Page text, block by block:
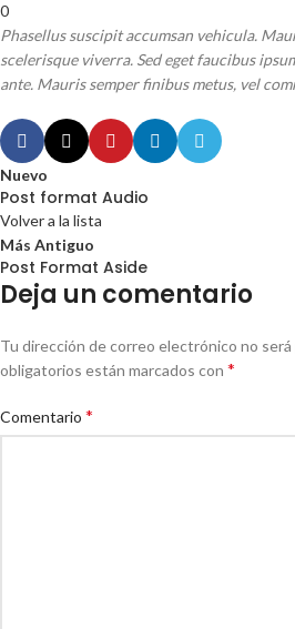
0
Phasellus suscipit accumsan vehicula.
scelerisque viverra. Sed eget faucibus
ante. Mauris semper finibus metus, vel
Nuevo
Post format Audio
Volver a la lista
Más Antiguo
Post Format Aside
Deja un comentario
Tu dirección de correo electrónico no será
obligatorios están marcados con *
Comentario *